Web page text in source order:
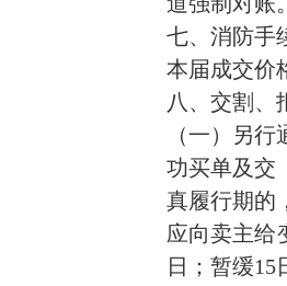
七、消防手
本届成交价
八、交割、
（一）另
功买单及交
真履行期的
应向卖主给
日；暂缓15